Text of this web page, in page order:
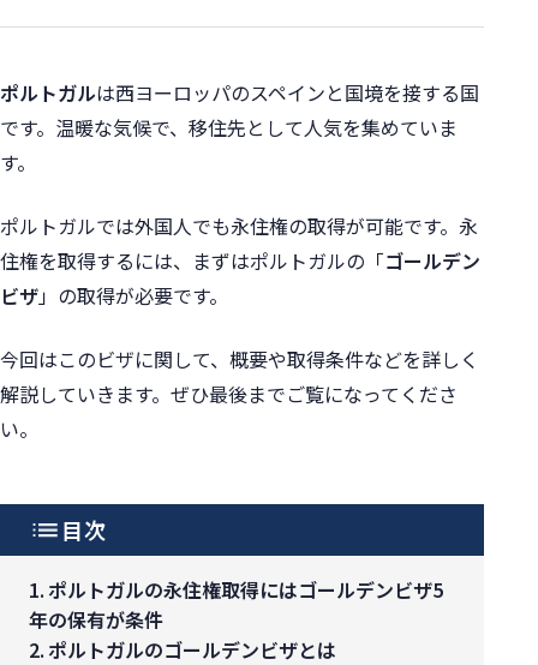
ポルトガルは西ヨーロッパのスペインと国境を接する国
です。温暖な気候で、移住先として人気を集めていま
す。
ポルトガルでは外国人でも永住権の取得が可能です。 永
住権を取得するには、まずはポルトガルの「ゴールデン
ビザ」の取得が必要です。
今回はこのビザに関して、概要や取得条件などを詳しく
解説していきます。ぜひ最後までご覧になってくださ
い。
目次
ポルトガルの永住権取得にはゴールデンビザ5
年の保有が条件
ポルトガルのゴールデンビザとは